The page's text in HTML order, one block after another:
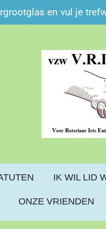
en vul je
IK WIL LID
ONZE VRIENDEN